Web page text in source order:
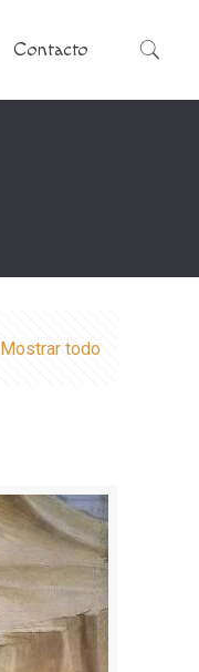
Contacto
Mostrar todo